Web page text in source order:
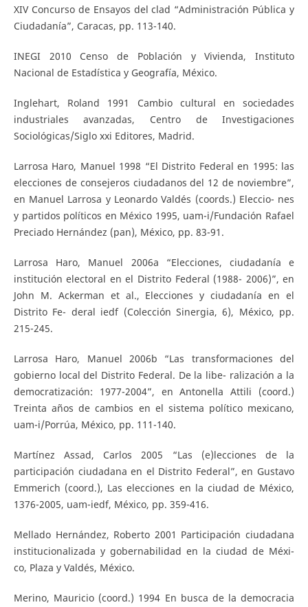
XIV Concurso de Ensayos del clad “Administración Pública y
Ciudadanía”, Caracas, pp. 113-140.
INEGI 2010 Censo de Población y Vivienda, Instituto
Nacional de Estadística y Geografía, México.
Inglehart, Roland 1991 Cambio cultural en sociedades
industriales avanzadas, Centro de Investigaciones
Sociológicas/Siglo xxi Editores, Madrid.
Larrosa Haro, Manuel 1998 “El Distrito Federal en 1995: las
elecciones de consejeros ciudadanos del 12 de noviembre”,
en Manuel Larrosa y Leonardo Valdés (coords.) Eleccio- nes
y partidos políticos en México 1995, uam-i/Fundación Rafael
Preciado Hernández (pan), México, pp. 83-91.
Larrosa Haro, Manuel 2006a “Elecciones, ciudadanía e
institución electoral en el Distrito Federal (1988- 2006)”, en
John M. Ackerman et al., Elecciones y ciudadanía en el
Distrito Fe- deral iedf (Colección Sinergia, 6), México, pp.
215-245.
Larrosa Haro, Manuel 2006b “Las transformaciones del
gobierno local del Distrito Federal. De la libe- ralización a la
democratización: 1977-2004”, en Antonella Attili (coord.)
Treinta años de cambios en el sistema político mexicano,
uam-i/Porrúa, México, pp. 111-140.
Martínez Assad, Carlos 2005 “Las (e)lecciones de la
participación ciudadana en el Distrito Federal”, en Gustavo
Emmerich (coord.), Las elecciones en la ciudad de México,
1376-2005, uam-iedf, México, pp. 359-416.
Mellado Hernández, Roberto 2001 Participación ciudadana
institucionalizada y gobernabilidad en la ciudad de Méxi-
co, Plaza y Valdés, México.
Merino, Mauricio (coord.) 1994 En busca de la democracia